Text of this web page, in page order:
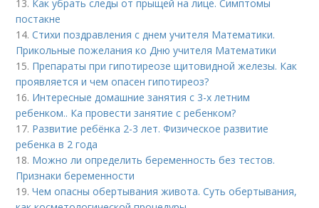
13. Как убрать следы от прыщей на лице. Симптомы
постакне
14.Стихи поздравления с днем учителя Математики.
Прикольные пожелания ко Дню учителя Математики
15. Препараты при гипотиреозе щитовидной железы. Как
проявляется и чем опасен гипотиреоз?
16. Интересные домашние занятия с 3-х летним
ребенком.. Ка провести занятие с ребенком?
17. Развитие ребёнка 2-3 лет. Физическое развитие
ребенка в 2 года
18. Можно ли определить беременность без тестов.
Признаки беременности
19.Чем опасны обертывания живота. Суть обертывания,